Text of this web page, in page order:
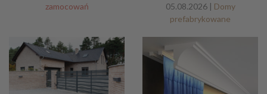
zamocowań
05.08.2026 | Domy
prefabrykowane